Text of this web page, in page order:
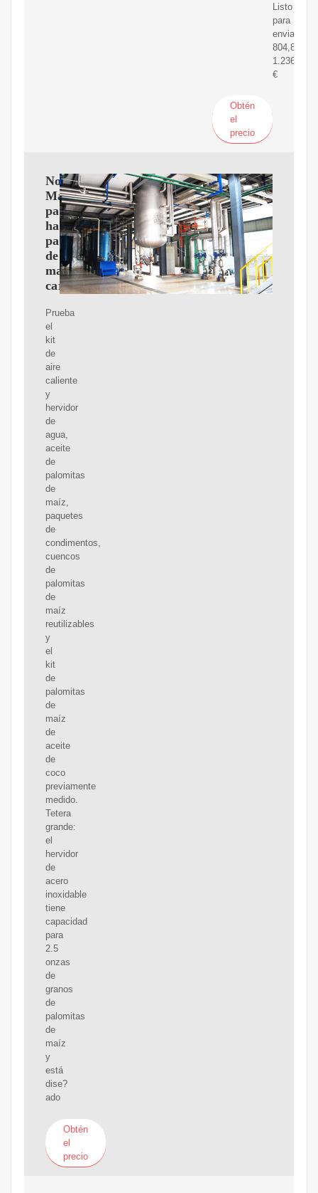
Listo
para
enviar
804,85-
1.236,72
€
Obtén
el
precio
Nostalgia
Máquina
para
hacer
palomitas
de
maíz,
carrito
Prueba
el
kit
de
aire
caliente
y
hervidor
de
agua,
aceite
de
palomitas
de
maíz,
paquetes
de
condimentos,
cuencos
de
palomitas
de
maíz
reutilizables
y
el
kit
de
palomitas
de
maíz
de
aceite
de
coco
previamente
medido.
Tetera
grande:
el
hervidor
de
acero
inoxidable
tiene
capacidad
para
2.5
onzas
de
granos
de
palomitas
de
maíz
y
está
dise?
ado
Obtén
el
precio